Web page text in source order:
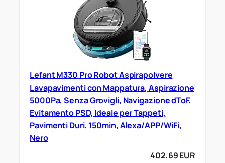
Lefant M330 Pro Robot Aspirapolvere
Lavapavimenti con Mappatura, Aspirazione
5000Pa, Senza Grovigli, Navigazione dToF,
Evitamento PSD, Ideale per Tappeti,
Pavimenti Duri, 150min, Alexa/APP/WiFi,
Nero
402,69 EUR